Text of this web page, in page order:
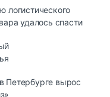
логистического
удалось спасти
Петербурге вырос